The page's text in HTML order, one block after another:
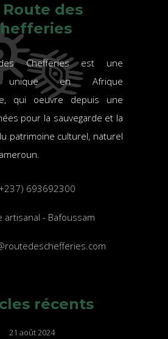
Route des
Chefferies est une
unique en Afrique
qui oeuvre depuis une
pour la sauvegarde et la
patrimoine culturel, naturel
693692300
artisanal - Bafoussam
récents
21 août 2024